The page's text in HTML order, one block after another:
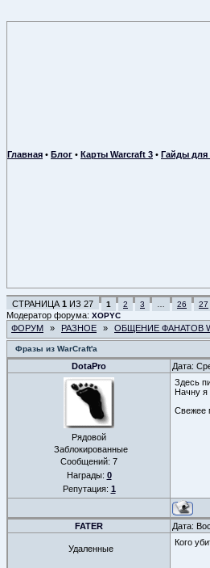
Главная • Блог • Карты Warcraft 3 • Гайды
СТРАНИЦА 1 ИЗ 27 1 2 3 26 27
Модератор форума: XOPYC
ФОРУМ » РАЗНОЕ » ОБЩЕНИЕ ФАНАТОВ
Фразы из WarCraft'a
DotaPro Дата:
Рядовой
Заблокированные
Сообщений: 7
Награды: 0
Репутация: 1
Здесь
Начну я
Свежее
FATER Дата:
Удаленные
Кого